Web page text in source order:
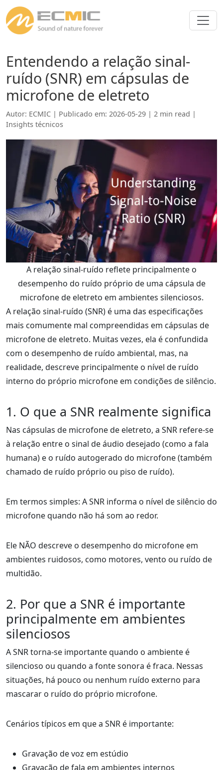
Entendendo a relação sinal-
ruído (SNR) em cápsulas de
microfone de eletreto
Autor: ECMIC | Publicado em: 2026-05-29 | 2 min read |
Insights técnicos
A relação sinal-ruído reflete principalmente o
desempenho do ruído próprio de uma cápsula de
microfone de eletreto em ambientes silenciosos.
A relação sinal-ruído (SNR) é uma das especificações
mais comumente mal compreendidas em cápsulas de
microfone de eletreto. Muitas vezes, ela é confundida
com o desempenho de ruído ambiental, mas, na
realidade, descreve principalmente o nível de ruído
interno do próprio microfone em condições de silêncio.
1. O que a SNR realmente significa
Nas cápsulas de microfone de eletreto, a SNR refere-se
à relação entre o sinal de áudio desejado (como a fala
humana) e o ruído autogerado do microfone (também
chamado de ruído próprio ou piso de ruído).
Em termos simples: A SNR informa o nível de silêncio do
microfone quando não há som ao redor.
Ele NÃO descreve o desempenho do microfone em
ambientes ruidosos, como motores, vento ou ruído de
multidão.
2. Por que a SNR é importante
principalmente em ambientes
silenciosos
A SNR torna-se importante quando o ambiente é
silencioso ou quando a fonte sonora é fraca. Nessas
situações, há pouco ou nenhum ruído externo para
mascarar o ruído do próprio microfone.
Cenários típicos em que a SNR é importante:
Gravação de voz em estúdio
Gravação de fala em ambientes internos